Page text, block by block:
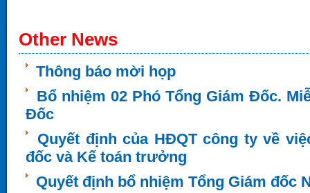
Other News
Thông báo mời họp
Bổ nhiệm 02 Phó Tổng Giám Đốc.
Đốc
Quyết định của HĐQT công ty về
đốc và Kế toán trưởng
Quyết định bổ nhiệm Tổng Giám đốc